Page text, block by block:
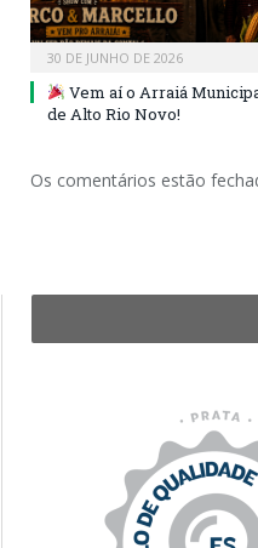
30 DE JUNHO DE 2026
Vem aí o Arraiá
de Alto Rio Novo!
Os comentários estão